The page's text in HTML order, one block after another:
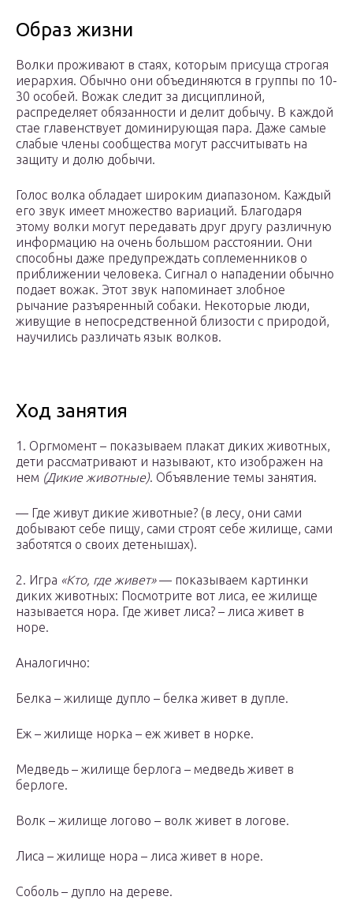
Образ жизни
Волки проживают в стаях, которым присуща строгая
иерархия. Обычно они объединяются в группы по 10-
30 особей. Вожак следит за дисциплиной,
распределяет обязанности и делит добычу. В каждой
стае главенствует доминирующая пара. Даже самые
слабые члены сообщества могут рассчитывать на
защиту и долю добычи.
Голос волка обладает широким диапазоном. Каждый
его звук имеет множество вариаций. Благодаря
этому волки могут передавать друг другу различную
информацию на очень большом расстоянии. Они
способны даже предупреждать соплеменников о
приближении человека. Сигнал о нападении обычно
подает вожак. Этот звук напоминает злобное
рычание разъяренный собаки. Некоторые люди,
живущие в непосредственной близости с природой,
научились различать язык волков.
Ход занятия
1. Оргмомент – показываем плакат диких животных,
дети рассматривают и называют, кто изображен на
нем (Дикие животные). Объявление темы занятия.
— Где живут дикие животные? (в лесу, они сами
добывают себе пищу, сами строят себе жилище, сами
заботятся о своих детенышах).
2. Игра «Кто, где живет»— показываем картинки
диких животных: Посмотрите вот лиса, ее жилище
называется нора. Где живет лиса? – лиса живет в
норе.
Аналогично:
Белка – жилище дупло – белка живет в дупле.
Еж – жилище норка – еж живет в норке.
Медведь – жилище берлога – медведь живет в
берлоге.
Волк – жилище логово – волк живет в логове.
Лиса – жилище нора – лиса живет в норе.
Соболь – дупло на дереве.